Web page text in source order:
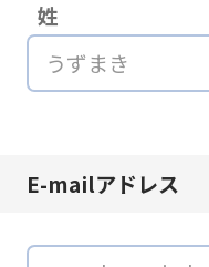
姓
E-mailアドレス